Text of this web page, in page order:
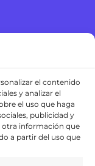
el contenido
y analizar el
el uso que haga
publicidad y
otra información que
a partir del uso que